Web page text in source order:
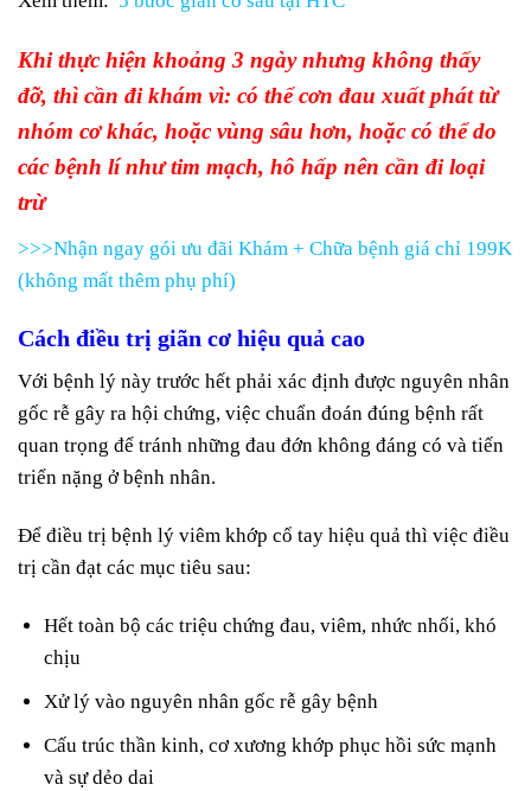
Khi thực hiện khoảng 3 ngày nhưng không thấy
đỡ, thì cần đi khám vì: có thể cơn đau xuất phát từ
nhóm cơ khác, hoặc vùng sâu hơn, hoặc có thể do
các bệnh lí như tim mạch, hô hấp nên cần đi loại
trừ
>>>Nhận ngay gói ưu đãi Khám + Chữa bệnh giá chỉ 199K
(không mất thêm phụ phí)
Cách điều trị giãn cơ hiệu quả cao
Với bệnh lý này trước hết phải xác định được nguyên nhân
gốc rễ gây ra hội chứng, việc chuẩn đoán đúng bệnh rất
quan trọng để tránh những đau đớn không đáng có và tiến
triển nặng ở bệnh nhân.
Để điều trị bệnh lý viêm khớp cổ tay hiệu quả thì việc điều
trị cần đạt các mục tiêu sau:
Hết toàn bộ các triệu chứng đau, viêm, nhức nhối, khó
chịu
Xử lý vào nguyên nhân gốc rễ gây bệnh
Cấu trúc thần kinh, cơ xương khớp phục hồi sức mạnh
và sự dẻo dai